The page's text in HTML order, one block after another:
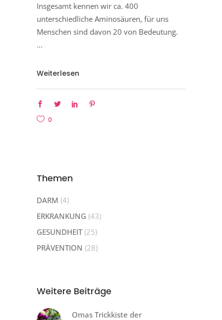
Insgesamt kennen wir ca. 400
unterschiedliche Aminosäuren, für uns
Menschen sind davon 20 von Bedeutung.
Weiterlesen
0
Themen
DARM (4)
ERKRANKUNG (43)
GESUNDHEIT(25)
PRÄVENTION (28)
Weitere Beiträge
Omas Trickkiste der